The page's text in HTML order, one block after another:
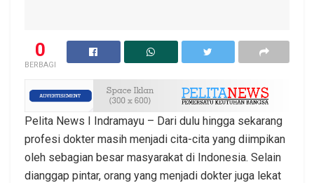
0
BERBAGI
Pelita News I Indramayu – Dari dulu hingga sekarang
profesi dokter masih menjadi cita-cita yang diimpikan
oleh sebagian besar masyarakat di Indonesia. Selain
dianggap pintar, orang yang menjadi dokter juga lekat